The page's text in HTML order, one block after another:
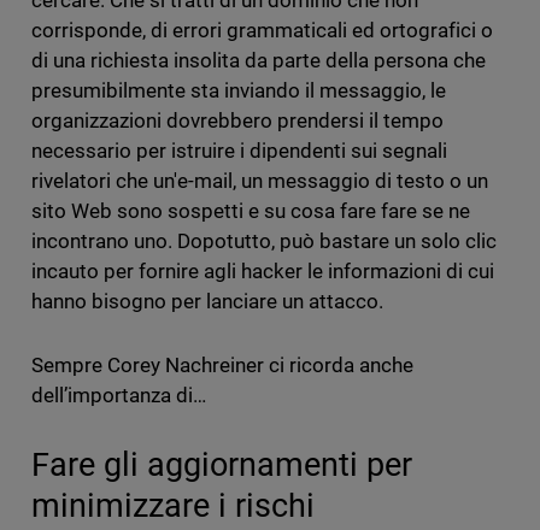
corrisponde, di errori grammaticali ed ortografici o
di una richiesta insolita da parte della persona che
presumibilmente sta inviando il messaggio, le
organizzazioni dovrebbero prendersi il tempo
necessario per istruire i dipendenti sui segnali
rivelatori che un'e-mail, un messaggio di testo o un
sito Web sono sospetti e su cosa fare fare se ne
incontrano uno. Dopotutto, può bastare un solo clic
incauto per fornire agli hacker le informazioni di cui
hanno bisogno per lanciare un attacco.
Sempre Corey Nachreiner ci ricorda anche
dell’importanza di…
Fare gli aggiornamenti per
minimizzare i rischi